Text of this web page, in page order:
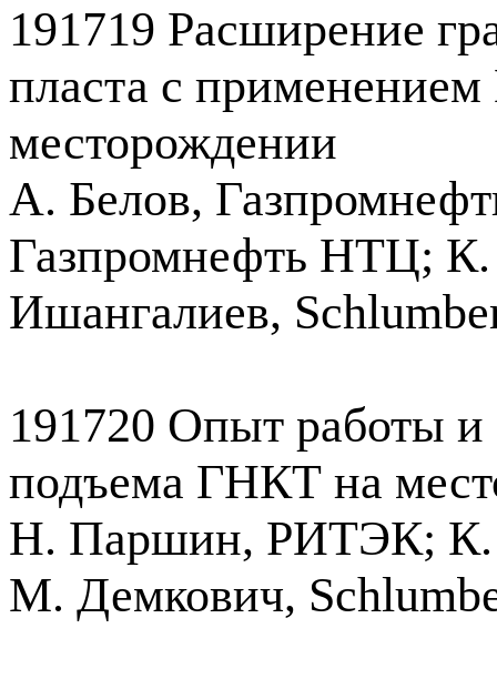
191719 Расширение
пласта с
месторождении
А. Белов,
Газпромнефть НТЦ;
Ишангалиев,
191720 Опыт работы
подъема ГНКТ на
Н. Паршин, РИТЭК; К.
М. Демкович,